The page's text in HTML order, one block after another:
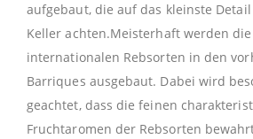
aufgebaut, die auf das kleinste
Keller achten.Meisterhaft werden
internationalen Rebsorten in den
Barriques ausgebaut. Dabei wird
geachtet, dass die feinen
Fruchtaromen der Rebsorten